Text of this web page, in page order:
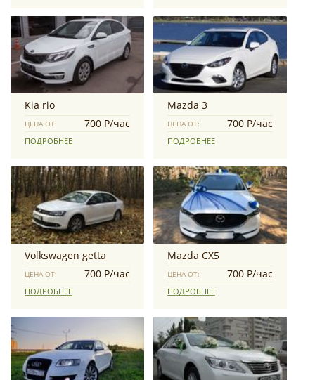
Kia rio
ЦЕНА ОТ: 700 Р/час
ПОДРОБНЕЕ
Mazda 3
ЦЕНА ОТ: 700 Р/час
ПОДРОБНЕЕ
Volkswagen getta
ЦЕНА ОТ: 700 Р/час
ПОДРОБНЕЕ
Mazda CX5
ЦЕНА ОТ: 700 Р/час
ПОДРОБНЕЕ